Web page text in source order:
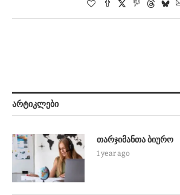
ᲐᲠᲢᲘᲙᲚᲔᲑᲘ
თარჯიმანთა ბიურო
1 year ago